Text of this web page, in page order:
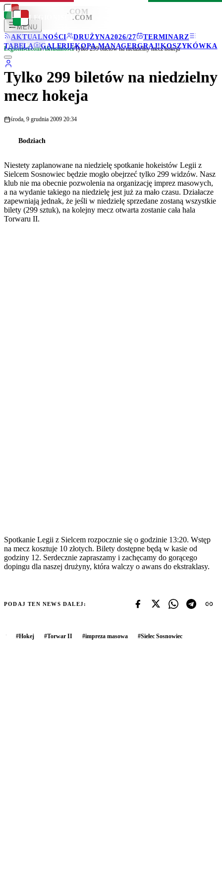
LEGIONISCI .COM
MENU
AKTUALNOŚCI
DRUŻYNA2026/27
TERMINARZ
TABELA
GALERIEKOPA MANAGERGRAJ!KOSZYKÓWKA
LEGIONISCI .COM
Legionisci.com/Aktualności/Tylko 299 biletów na niedzielny mecz hokeja
Tylko 299 biletów na niedzielny
mecz hokeja
środa, 9 grudnia 2009 20:34
Bodziach
Niestety zaplanowane na niedzielę spotkanie hokeistów Legii z
Sielcem Sosnowiec będzie mogło obejrzeć tylko 299 widzów. Nasz
klub nie ma obecnie pozwolenia na organizację imprez masowych,
a na wydanie takiego na niedzielę jest już za mało czasu. Działacze
zapewniają jednak, że jeśli w niedzielę sprzedane zostaną wszystkie
bilety (299 sztuk), na kolejny mecz otwarta zostanie cała hala
Torwaru II.
Spotkanie Legii z Sielcem rozpocznie się o godzinie 13:20. Wstęp
na mecz kosztuje 10 złotych. Bilety dostępne będą w kasie od
godziny 12. Serdecznie zapraszamy i zachęcamy do gorącego
dopingu dla naszej drużyny, która walczy o awans do ekstraklasy.
PODAJ TEN NEWS DALEJ:
#Hokej #Torwar II #impreza masowa #Sielec Sosnowiec